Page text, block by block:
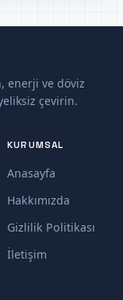
enerji ve döviz
çevirin.
KURUMSAL
Anasayfa
Hakkımızda
Gizlilik Politikası
İletişim